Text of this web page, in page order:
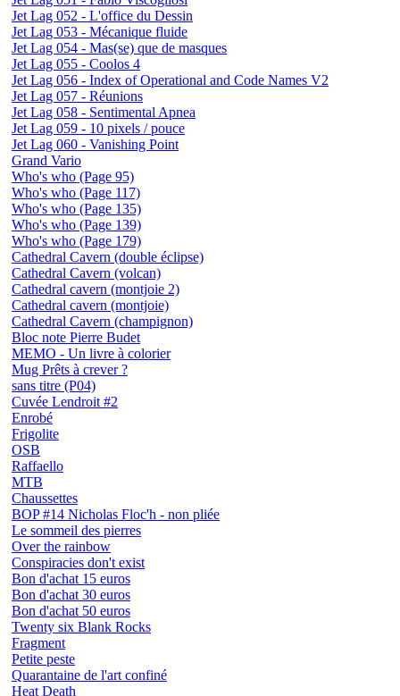
Jet Lag 052 - L'office du Dessin
Jet Lag 053 - Mécanique fluide
Jet Lag 054 - Mas(se) que de masques
Jet Lag 055 - Coolos 4
Jet Lag 056 - Index of Operational and Code Names V2
Jet Lag 057 - Réunions
Jet Lag 058 - Sentimental Apnea
Jet Lag 059 - 10 pixels / pouce
Jet Lag 060 - Vanishing Point
Grand Vario
Who's who (Page 95)
Who's who (Page 117)
Who's who (Page 135)
Who's who (Page 139)
Who's who (Page 179)
Cathedral Cavern (double éclipse)
Cathedral Cavern (volcan)
Cathedral cavern (montjoie 2)
Cathedral cavern (montjoie)
Cathedral Cavern (champignon)
Bloc note Pierre Budet
MEMO - Un livre à colorier
Mug Prêts à crever ?
sans titre (P04)
Cuvée Lendroit #2
Enrobé
Frigolite
OSB
Raffaello
MTB
Chaussettes
BOP #14 Nicholas Floc'h - non pliée
Le sommeil des pierres
Over the rainbow
Conspiracies don't exist
Bon d'achat 15 euros
Bon d'achat 30 euros
Bon d'achat 50 euros
Twenty six Blank Rocks
Fragment
Petite peste
Quarantaine de l'art confiné
Heat Death